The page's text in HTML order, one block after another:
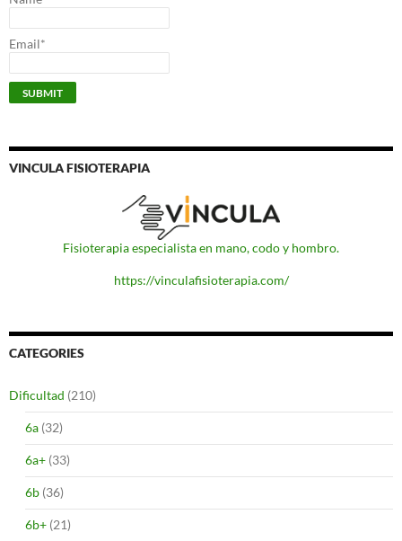
Email*
VINCULA FISIOTERAPIA
Fisioterapia especialista en mano, codo y hombro.
https://vinculafisioterapia.com/
CATEGORIES
Dificultad (210)
6a (32)
6a+ (33)
6b (36)
6b+ (21)